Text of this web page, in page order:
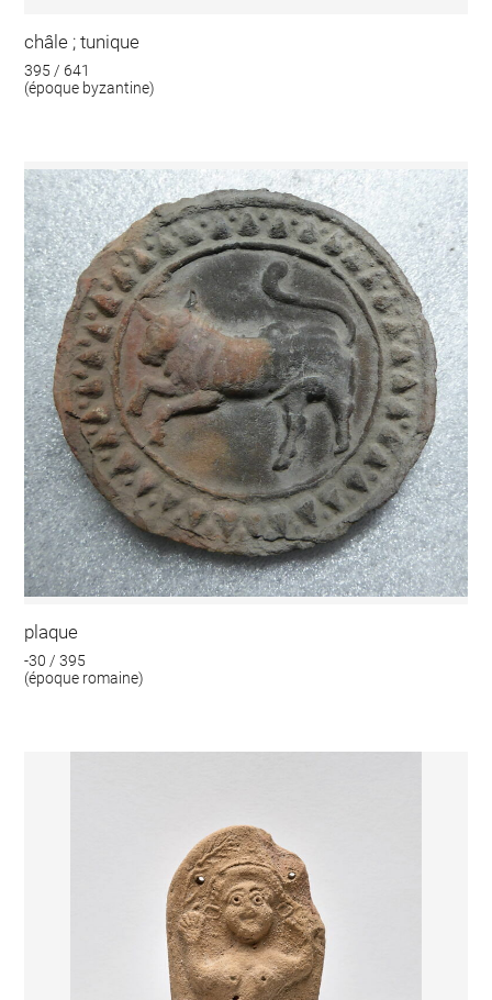
châle ; tunique
395 / 641
(époque byzantine)
plaque
-30 / 395
(époque romaine)